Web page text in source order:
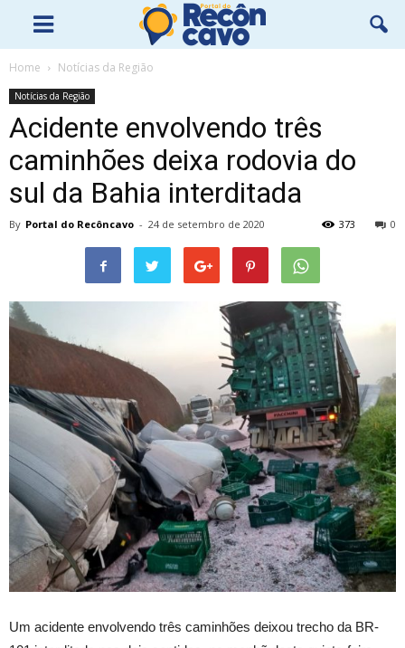
Home Notícias da Região
Notícias da Região
Acidente envolvendo três
caminhões deixa rodovia do
sul da Bahia interditada
By Portal do Recôncavo - 24 de setembro de 2020 0
373
Um acidente envolvendo três caminhões deixou trecho da BR-